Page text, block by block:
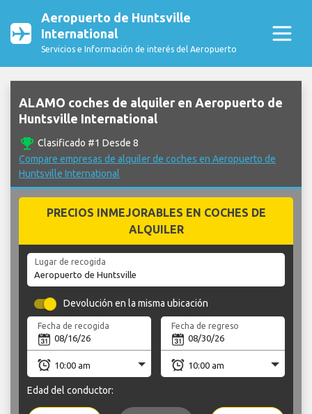
Aeropuerto de Huntsville
International
Servicios e Información de interés del Aeropuerto
ALAMO coches de alquiler en Aeropuerto de
Huntsville International
emoji_events Clasificado #1 Desde 8
Compare empresas de alquiler de coches en Aeropuerto de
Huntsville International
PRECIOS INMEJORABLES EN COCHES DE
ALQUILER
Lugar de recogida
Devolución en la misma ubicación
Fecha de recogida Fecha de regreso
Edad del conductor: